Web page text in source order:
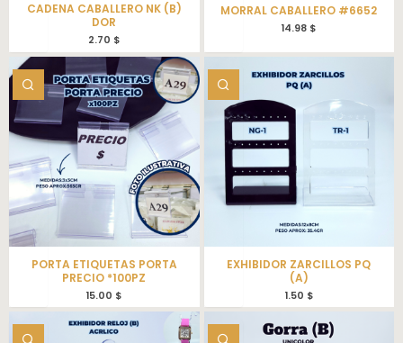
CADENA CABALLERO NK (B)
DOR
2.70 $
MORRAL CABALLERO #6652
14.98 $
PORTA ETIQUETAS PORTA
PRECIO *100PZ
15.00 $
EXHIBIDOR ZARCILLOS PQ
(A)
1.50 $